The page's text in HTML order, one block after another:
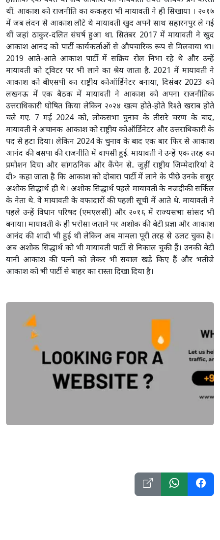
थीं. आकाश को राजनीति का ककहरा भी मायावती ने ही सिखाया । २०१७
में जब लंदन से आकाश लौटे थे मायावती खुद अपने साथ सहारनपुर ले गई
थीं जहां ठाकुर-दलित संघर्ष हुआ था. सितंबर 2017 में मायावती ने खुद
आकाश आनंद को पार्टी कार्यकर्ताओं से औपचारिक रूप से मिलवाया था।
2019 आते-आते आकाश पार्टी में सक्रिय रोल निभा रहे थे और उन्हें
मायावती को ट्विटर पर भी लाने का श्रेय जाता है. 2021 में मायावती ने
आकाश को बीएसपी का राष्ट्रीय कोऑर्डिनेटर बनाया, दिसंबर 2023 को
लखनऊ में एक बैठक में मायावती ने आकाश को अपना राजनीतिक
उत्तराधिकारी घोषित किया लेकिन २०२४ खत्म होते-होते रिश्ते खराब होते
चले गए. 7 मई 2024 को, लोकसभा चुनाव के तीसरे चरण के बाद,
मायावती ने अचानक आकाश को राष्ट्रीय कोऑर्डिनेटर और उत्तराधिकारी के
पद से हटा दिया। लेकिन 2024 के चुनाव के बाद एक बार फिर से आकाश
आनंद की बसपा की राजनीति में वापसी हुई. मायावती ने उन्हें एक तरह का
प्रमोशन दिया और सांगठनिक और कैंपेन से.. जुड़ीं राष्ट्रीय जिम्मेदारियां दे
दी> कहा जाता है कि आकाश को दोबारा पार्टी में लाने के पीछे उनके ससुर
अशोक सिद्धार्थ ही थे। अशोक सिद्धार्थ पहले मायावती के नजदीकी सर्किल
के नेता थे. वे मायावती के वफादारों की पहली सूची में आते थे. मायावती ने
पहले उन्हें विधान परिषद (एमएलसी) और २०१६ में राज्यसभा सांसद भी
बनाया। मायावती के ही भरोसा जताने पर अशोक की बेटी प्रज्ञा और आकाश
आनंद की शादी भी हुई थी लेकिन अब मामला पूरी तरह से उलट चुका है।
अब अशोक सिद्धार्थ को भी मायावती पार्टी से निकाल चुकी हैं। उनकी बेटी
यानी आकाश की पत्नी को लेकर भी सवाल खड़े किए हैं और भतीजे
आकाश को भी पार्टी से बाहर का रास्ता दिखा दिया है।